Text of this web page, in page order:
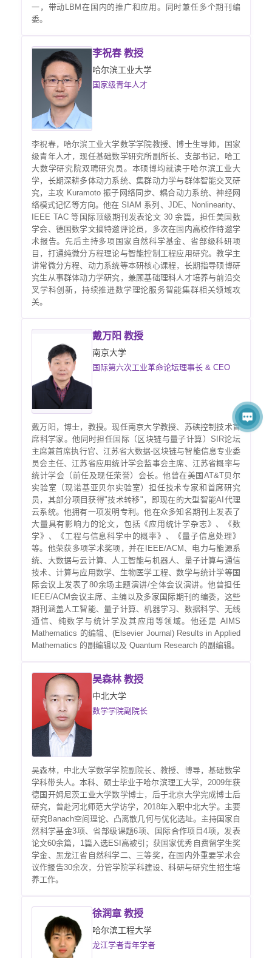
一，带动LBM在国内的推广和应用。同时兼任多个期刊编
委。
李祝春 教授
哈尔滨工业大学
国家级青年人才
李祝春，哈尔滨工业大学数学学院教授、博士生导师，国家
级青年人才，现任基础数学研究所副所长、支部书记，哈工
大数学研究院双聘研究员。本硕博均就读于哈尔滨工业大
学，长期深耕多体动力系统、集群动力学与群体智能交叉研
究，主攻 Kuramoto 振子网络同步、耦合动力系统、神经网
络模式记忆等方向。他在 SIAM 系列、JDE、Nonlinearity、
IEEE TAC 等国际顶级期刊发表论文 30 余篇，担任美国数
学会、德国数学文摘特邀评论员，多次在国内高校作特邀学
术报告。先后主持多项国家自然科学基金、省部级科研项
目，打通纯微分方程理论与智能控制工程应用研究。教学主
讲常微分方程、动力系统等本研核心课程，长期指导硕博研
究生从事群体动力学研究，兼顾基础理科人才培养与前沿交
叉学科创新，持续推进数学理论服务智能集群相关领域攻
关。
戴万阳 教授
南京大学
国际第六次工业革命论坛理事长 & CEO
戴万阳，博士，教授。现任南京大学教授、苏硖控制技术首
席科学家。他同时担任国际（区块链与量子计算）SIR论坛
主席兼首席执行官、江苏省大数据-区块链与智能信息专业委
员会主任、江苏省应用统计学会监事会主席、江苏省概率与
统计学会（前任及现任荣誉）会长。他曾在美国AT&T贝尔
实验室（现诺基亚贝尔实验室）担任技术专家和首席研究
员，其部分项目获得"技术转移"，即现在的大型智能AI代理
云系统。他拥有一项发明专利。他在众多知名期刊上发表了
大量具有影响力的论文，包括《应用统计学杂志》、《数
学》、《工程与信息科学中的概率》、《量子信息处理》
等。他荣获多项学术奖项，并在IEEE/ACM、电力与能源系
统、大数据与云计算、人工智能与机器人、量子计算与通信
技术、计算与应用数学、生物医学工程、数学与统计学等国
际会议上发表了80余场主题演讲/全体会议演讲。他曾担任
IEEE/ACM会议主席、主编以及多家国际期刊的编委，这些
期刊涵盖人工智能、量子计算、机器学习、数据科学、无线
通信、纯数学与统计学及其应用等领域。他还是 AIMS
Mathematics 的编辑、(Elsevier Journal) Results in Applied
Mathematics 的副编辑以及 Quantum Research 的副编辑。
吴森林 教授
中北大学
数学学院副院长
吴森林，中北大学数学学院副院长、教授、博导，基础数学
学科带头人。本科、硕士毕业于哈尔滨理工大学，2009年获
德国开姆尼茨工业大学数学博士，后于北京大学完成博士后
研究，曾赴河北师范大学访学，2018年入职中北大学。主要
研究Banach空间理论、凸离散几何与优化选址。主持国家自
然科学基金3项、省部级课题6项、国际合作项目4项，发表
论文60余篇，1篇入选ESI高被引；获国家优秀自费留学生奖
学金、黑龙江省自然科学二、三等奖，在国内外重要学术会
议作报告30余次，分管学院学科建设、科研与研究生招生培
养工作。
徐润章 教授
哈尔滨工程大学
龙江学者青年学者